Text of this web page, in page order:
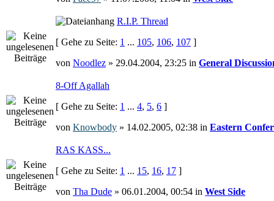
R.I.P. Thread
[ Gehe zu Seite: 1 ... 105, 106, 107 ]
von Noodlez » 29.04.2004, 23:25 in General
8-Off Agallah
[ Gehe zu Seite: 1 ... 4, 5, 6 ]
von Knowbody » 14.02.2005, 02:38 in Eastern
RAS KASS...
[ Gehe zu Seite: 1 ... 15, 16, 17 ]
von Tha Dude » 06.01.2004, 00:54 in West Side